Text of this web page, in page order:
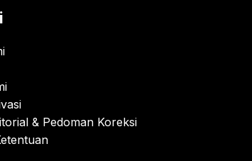
& Pedoman Koreksi